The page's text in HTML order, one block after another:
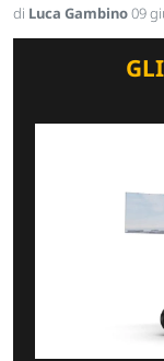
di Luca Gambino09